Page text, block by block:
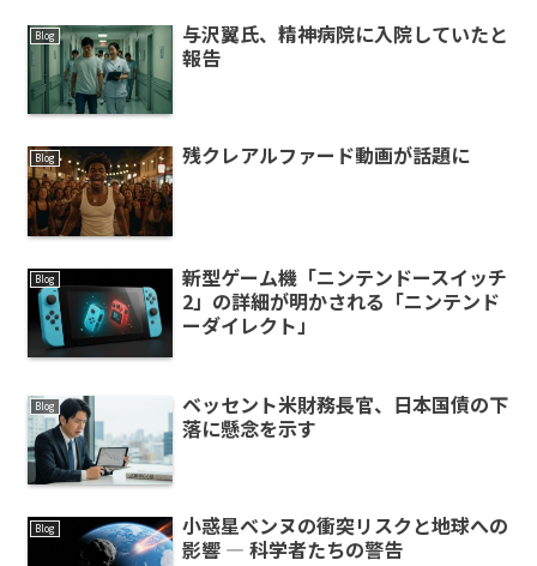
Blog
与沢翼氏、精神病院に入院していたと
報告
Blog 残クレアルファード動画が話題に
Blog
新型ゲーム機「ニンテンドースイッチ
2」の詳細が明かされる「ニンテンド
ーダイレクト」
Blog
ベッセント米財務長官、日本国債の下
落に懸念を示す
Blog
小惑星ベンヌの衝突リスクと地球への
影響 — 科学者たちの警告